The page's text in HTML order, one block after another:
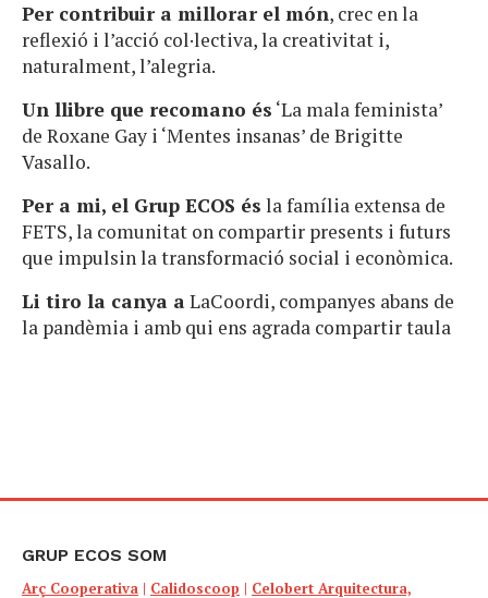
Per contribuir a millorar el món, crec en la
reflexió i l’acció col·lectiva, la creativitat i,
naturalment, l’alegria.
Un llibre que recomano és ‘La mala feminista’
de Roxane Gay i ‘Mentes insanas’ de Brigitte
Vasallo.
Per a mi, el Grup ECOS és la família extensa de
FETS, la comunitat on compartir presents i futurs
que impulsin la transformació social i econòmica.
Li tiro la canya a LaCoordi, companyes abans de
la pandèmia i amb qui ens agrada compartir taula
GRUP ECOS SOM
Arç Cooperativa | Calidoscoop | Celobert Arquitectura,